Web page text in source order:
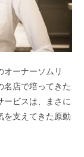
オーナーソムリ
名店で培ってきた
ービスは、まさに
を支えてきた原動